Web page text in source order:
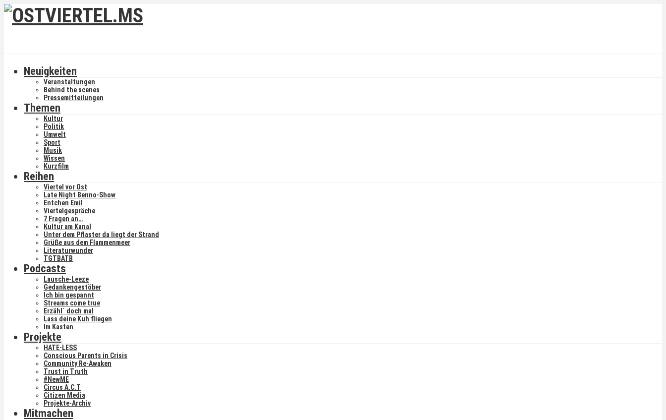
Neuigkeiten
Veranstaltungen
Behind the scenes
Pressemitteilungen
Themen
Kultur
Politik
Umwelt
Sport
Musik
Wissen
Kurzfilm
Reihen
Viertel vor Ost
Late Night Benno-Show
Entchen Emil
Viertelgespräche
7 Fragen an…
Kultur am Kanal
Unter dem Pflaster da liegt der Strand
Grüße aus dem Flammenmeer
Literaturwunder
TGTBATB
Podcasts
Lausche-Leeze
Gedankengestöber
Ich bin gespannt
Streams come true
Erzähl´ doch mal
Lass deine Kuh fliegen
Im Kasten
Projekte
HATE-LESS
Conscious Parents in Crisis
Community Re-Awaken
Trust in Truth
#NewME
Circus A.C.T
Citizen Media
Projekte-Archiv
Mitmachen